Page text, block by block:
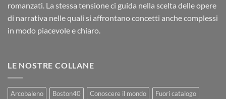
romanzati. La stessa tensione ci guida nella scelta delle opere
di narrativa nelle quali si affrontano concetti anche complessi
in modo piacevole e chiaro.
LE NOSTRE COLLANE
Arcobaleno Boston40 Conoscere il mondo
Fuori catalogo